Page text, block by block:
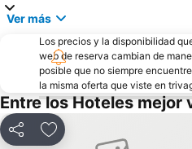
Ver más
Los precios y la disponibilidad
web de reserva cambian de
posible que no siempre
la misma oferta que viste en
Entre los Hoteles mejor
CompartirAñadir a favoritos